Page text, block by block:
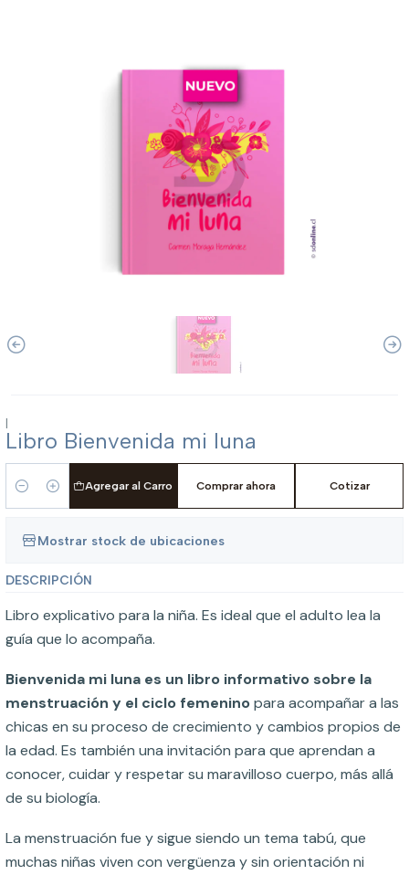
|
Libro Bienvenida mi luna
Cantidad
Agregar al Carro Comprar ahora Cotizar
Mostrar stock de ubicaciones
DESCRIPCIÓN
Libro explicativo para la niña. Es ideal que el adulto lea la
guía que lo acompaña.
Bienvenida mi luna es un libro informativo sobre la
menstruación y el ciclo femeninopara acompañar a las
chicas en su proceso de crecimiento y cambios propios de
la edad. Es también una invitación para que aprendan a
conocer, cuidar y respetar su maravilloso cuerpo, más allá
de su biología.
La menstruación fue y sigue siendo un tema tabú, que
muchas niñas viven con vergüenza y sin orientación ni